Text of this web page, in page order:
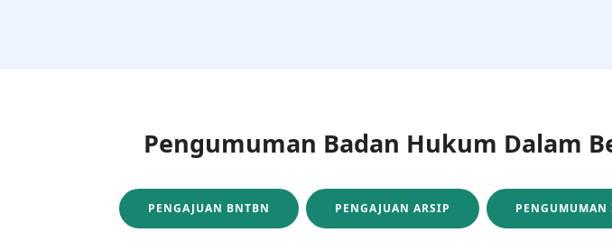
Pengumuman Badan Hukum Dalam
PENGAJUAN BNTBN PENGAJUAN ARSIP PENGUMUMAN